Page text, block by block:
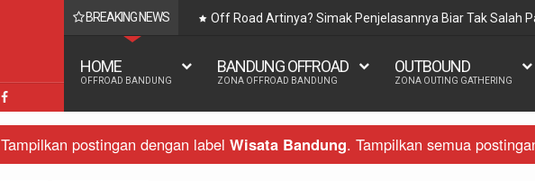
BREAKING NEWS Off Road Artinya? Simak Penjelasannya Biar Tak Salah
HOME
OFFROAD BANDUNG
BANDUNG OFFROAD
ZONA OFFROAD BANDUNG
OUTBOUND
ZONA OUTING GATHERING
Tampilkan postingan dengan label Wisata Bandung. Tampilkan semua